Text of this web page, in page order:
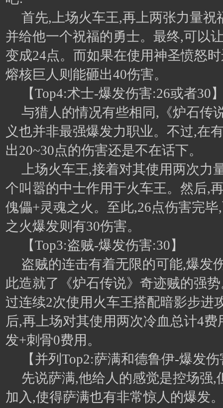
首先,上场火车王,再上两张力量祝
并给他一个祝福的勇士。最终,可以
变成24点。而如果在使用神圣愤怒
熔核巨人则能砸出40伤害。
【Top4:术士-爆发伤害:26或者30
与猎人的情况有些相同,《炉石传
义也并非最强爆发力职业。不过,在
出20~30点的伤害还是不在话下。
上场火车王,接着对其使用两次力
个叫嚣的中士作用于火车王。然后,
傀儡+灵魂之火。至此,26点伤害完
之火爆发则有30伤害。
【Top3:盗贼-爆发伤害:30】
盗贼的连击有着无限的可能,爆发
此造就了《炉石传说》奇迹贼的强
过连续2次使用火车王搭配暗影步进
后,再上场对其使用两次冷血总计4
发+刺骨0费用。
【并列Top2:萨满和德鲁伊-爆发
先说萨满,他给人的感觉是控场强,
加入,使得萨满也有非常惊人的爆发